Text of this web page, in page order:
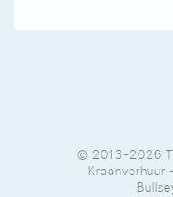
© 2013-2026
Kraanverhuur